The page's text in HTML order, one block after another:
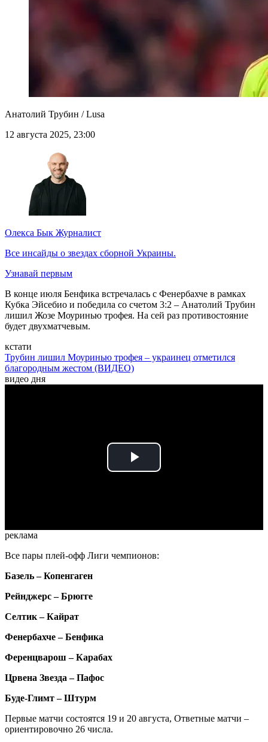
Анатолий Трубин / Lusa
12 августа 2025, 23:00
Олекса Бык Журналист
Все инсайды о звездах сборной Украины.
Узнавай первым
В конце июля Бенфика встречалась с Фенербахче в рамках
Кубка Эйсебио и победила со счетом 3:2 – Анатолий Трубин
лишил Жозе Моуринью трофея. На сей раз противостояние
будет двухматчевым.
кстати
Трубин лишил Моуринью трофея – украинец отметился
благородным жестом (ВИДЕО)
видео дня
Play
реклама
Все пары плей-офф Лиги чемпионов:
Базель – Копенгаген
Рейнджерс – Брюгге
Селтик – Кайрат
Фенербахче – Бенфика
Ференцварош – Карабах
Црвена Звезда – Пафос
Буде-Глимт – Штурм
Первые матчи состоятся 19 и 20 августа, Ответные матчи –
ориентировочно 26 числа.